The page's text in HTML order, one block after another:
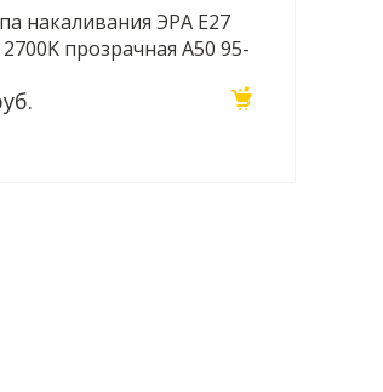
накаливания ЭРА E27
прозрачная A50 95-